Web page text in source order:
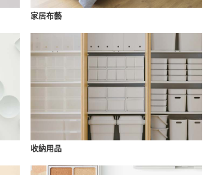
家居布藝
收納用品